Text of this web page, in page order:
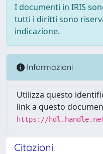
I documenti in IRIS
tutti i diritti sono
indicazione.
Informazioni
Utilizza questo
link a questo
https://
Citazioni